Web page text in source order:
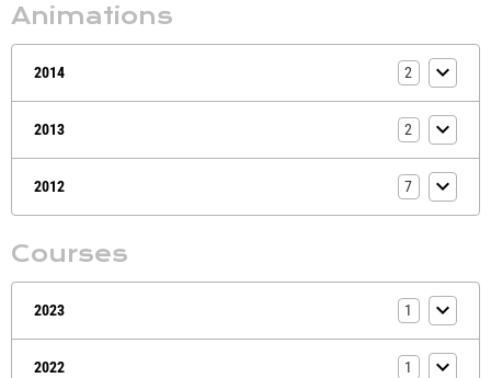
Animations
2014 2
2013 2
2012 7
Courses
2023 1
2022 1